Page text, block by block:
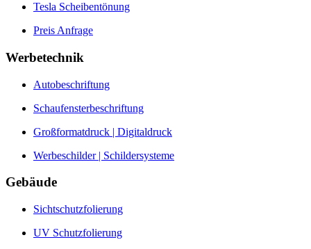
Tesla Scheibentönung
Preis Anfrage
Werbetechnik
Autobeschriftung
Schaufensterbeschriftung
Großformatdruck | Digitaldruck
Werbeschilder | Schildersysteme
Gebäude
Sichtschutzfolierung
UV Schutzfolierung